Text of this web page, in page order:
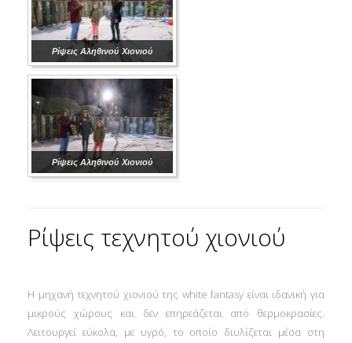
Ρίψεις Αληθινού Χιονιού
Ρίψεις Αληθινού Χιονιού
Ρίψεις τεχνητού χιονιού
Η μηχανή τεχνητού χιονιού της white fantasy είναι ιδανική για
μικρούς χώρους και δεν επηρεάζεται από θερμοκρασίες.
Λειτουργεί εύκολα, με υγρό, το οποίο διυλίζεται μέσα στη